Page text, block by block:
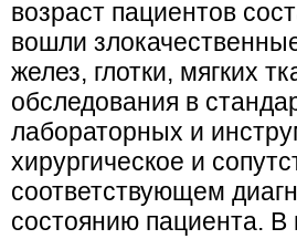
возраст пациентов
вошли
желез, глотки, мягких
обследования в
лабораторных и
хирургическое и
соответствующем
состоянию пациента.